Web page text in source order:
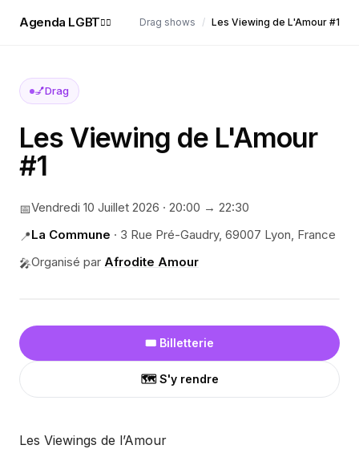
Agenda LGBT🏳️‍🌈 Drag shows / Les Viewing de L'Amour #1
💅Drag
Les Viewing de L'Amour
#1
📅Vendredi 10 Juillet 2026 · 20:00 → 22:30
📍La Commune · 3 Rue Pré-Gaudry, 69007 Lyon, France
🎤Organisé par Afrodite Amour
🎟️ Billetterie
🗺️ S'y rendre
Les Viewings de l’Amour